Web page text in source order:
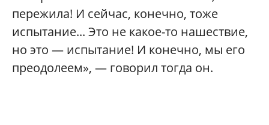
пережила! И сейчас, конечно, тоже
испытание... Это не какое-то нашествие,
но это — испытание! И конечно, мы его
преодолеем», — говорил тогда он.